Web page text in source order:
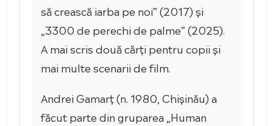
să crească iarba pe noi” (2017) și
„3300 de perechi de palme” (2025).
A mai scris două cărți pentru copii și
mai multe scenarii de film.
Andrei Gamarț (n. 1980, Chișinău) a
făcut parte din gruparea „Human